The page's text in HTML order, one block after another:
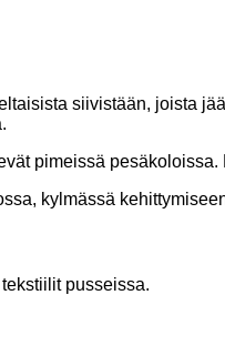
siivistään, joista
pimeissä
kylmässä
pusseissa.